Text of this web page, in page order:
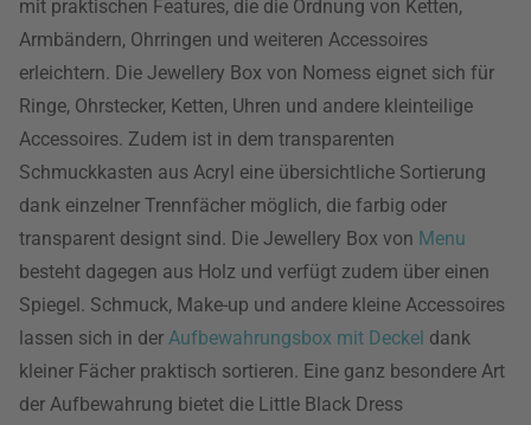
mit praktischen Features, die die Ordnung von Ketten,
Armbändern, Ohrringen und weiteren Accessoires
erleichtern. Die Jewellery Box von Nomess eignet sich für
Ringe, Ohrstecker, Ketten, Uhren und andere kleinteilige
Accessoires. Zudem ist in dem transparenten
Schmuckkasten aus Acryl eine übersichtliche Sortierung
dank einzelner Trennfächer möglich, die farbig oder
transparent designt sind. Die Jewellery Box von Menu
besteht dagegen aus Holz und verfügt zudem über einen
Spiegel. Schmuck, Make-up und andere kleine Accessoires
lassen sich in der Aufbewahrungsbox mit Deckel dank
kleiner Fächer praktisch sortieren. Eine ganz besondere Art
der Aufbewahrung bietet die Little Black Dress